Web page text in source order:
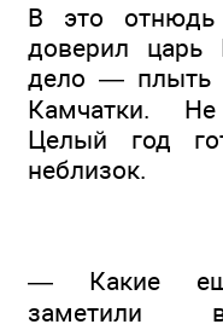
В это отнюдь
доверил царь
дело — плыть
Камчатки. Не
Целый год
неблизок.
— Какие
заметили